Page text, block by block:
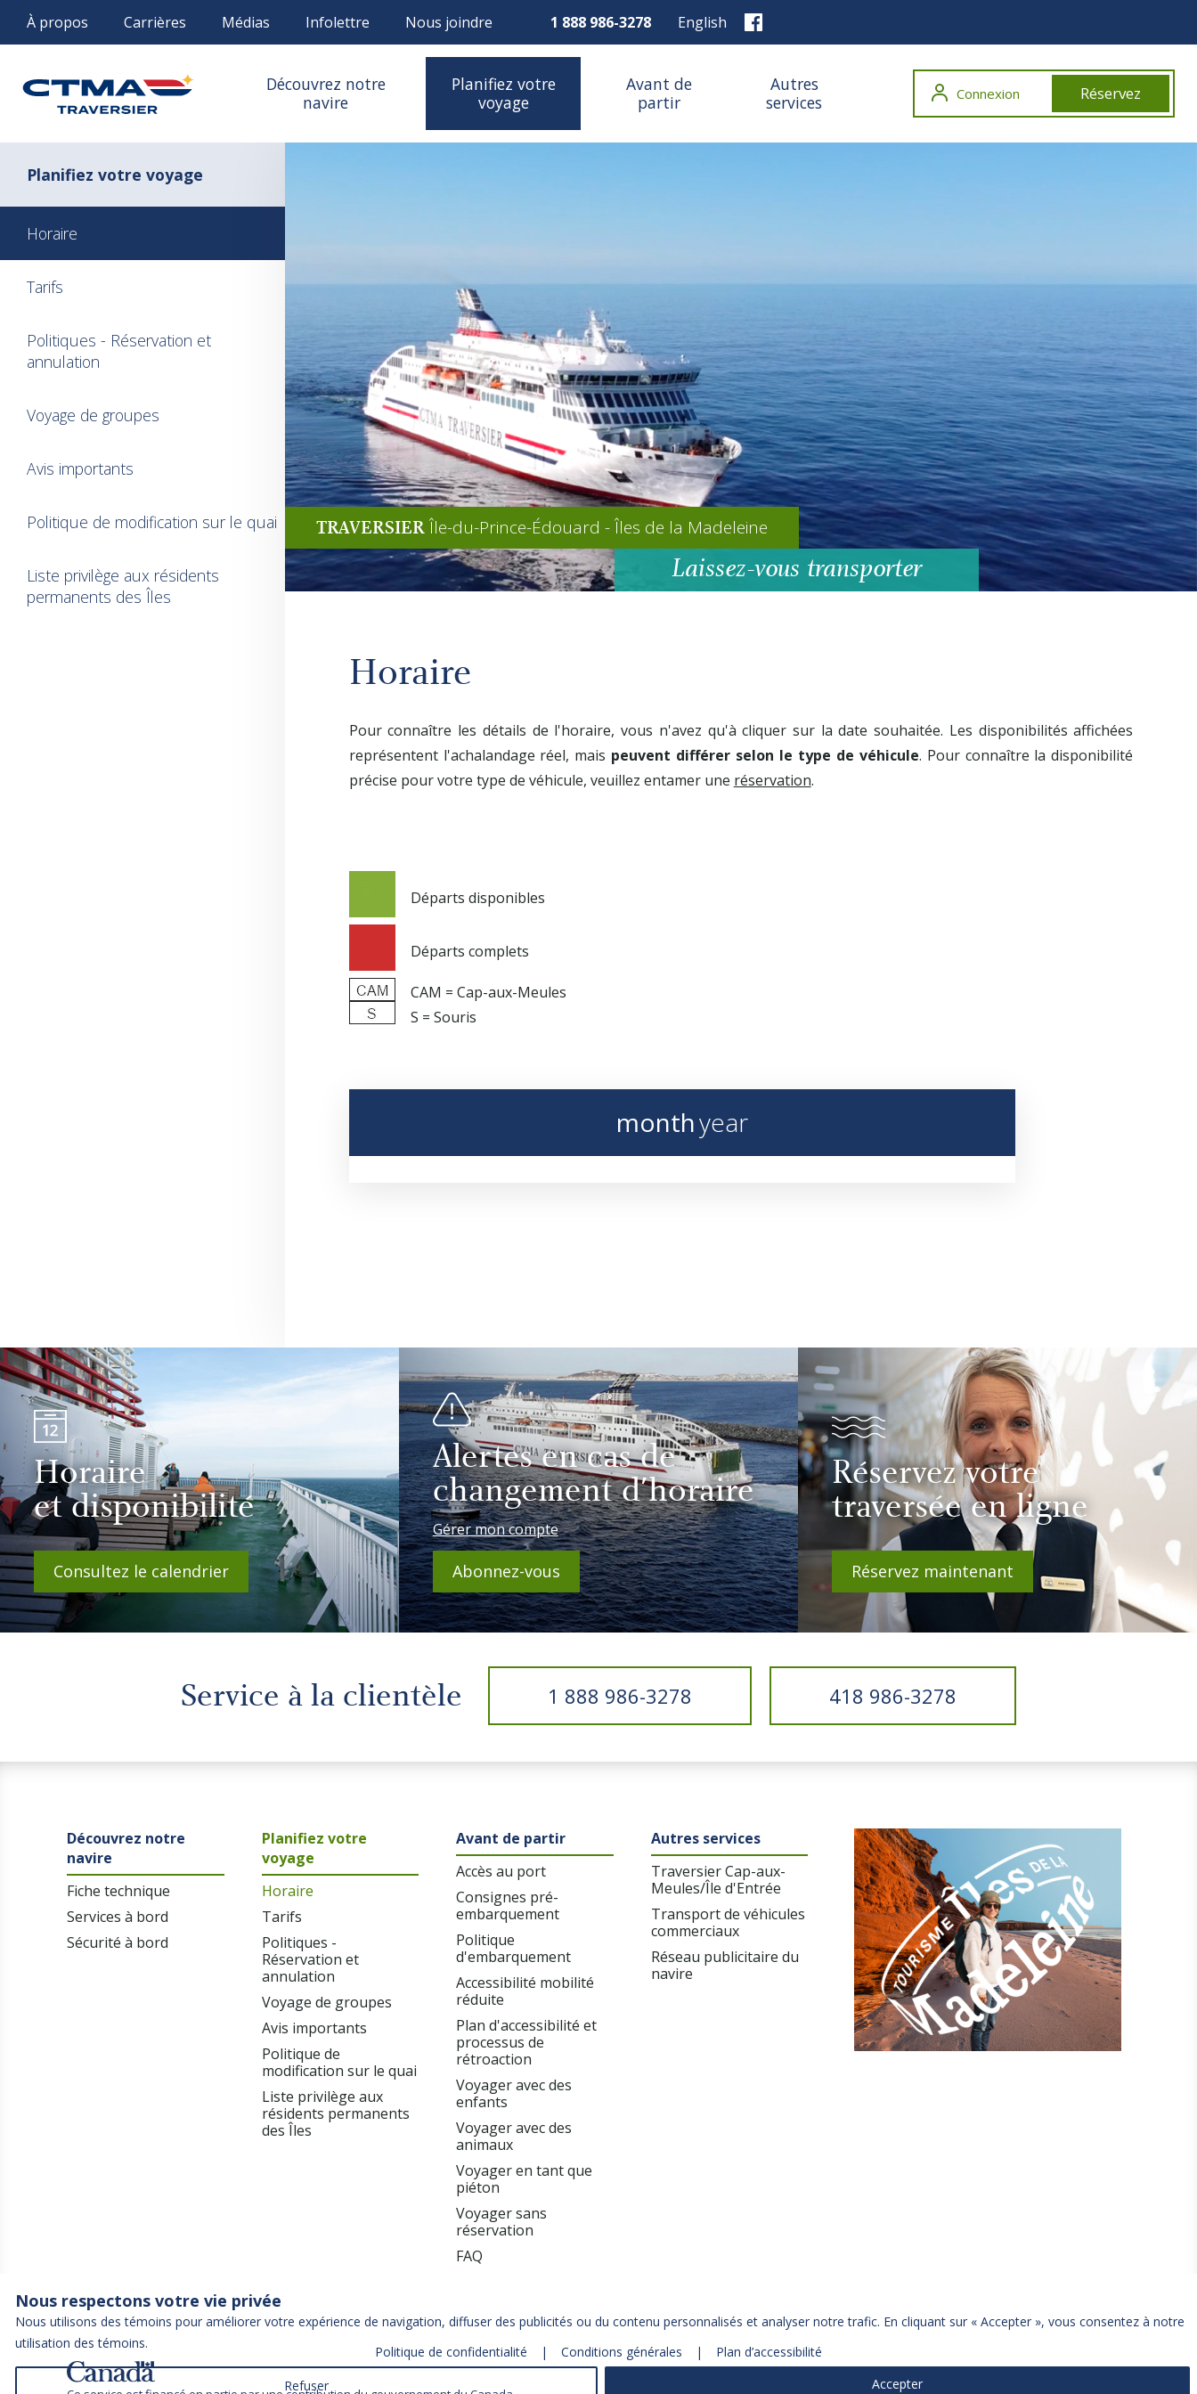
À propos Carrières Médias Infolettre Nous joindre English
1 888 986-3278
Découvrez notre
navire
Planifiez votre
voyage
Avant de
partir
Autres
services
Connexion Réservez
Planifiez votre voyage
Horaire
Tarifs
Politiques - Réservation et
annulation
Voyage de groupes
Avis importants
Politique de modification sur le quai
Liste privilège aux résidents
permanents des Îles
TRAVERSIER Île-du-Prince-Édouard - Îles de la Madeleine
Laissez-vous transporter
Horaire
Pour connaître les détails de l'horaire, vous n'avez qu'à cliquer sur la date souhaitée. Les disponibilités affichées
représentent l'achalandage réel, mais peuvent différer selon le type de véhicule. Pour connaître la disponibilité
précise pour votre type de véhicule, veuillez entamer une réservation.
Départs disponibles
Départs complets
CAM = Cap-aux-Meules
S = Souris
monthyear
Horaire
et disponibilité
Consultez le calendrier
Alertes en cas de
changement d'horaire
Gérer mon compte
Abonnez-vous
Réservez votre
traversée en ligne
Réservez maintenant
Service à la clientèle 1 888 986-3278 418 986-3278
Découvrez notre
navire
Fiche technique
Services à bord
Sécurité à bord
Planifiez votre
voyage
Horaire
Tarifs
Politiques -
Réservation et
annulation
Voyage de groupes
Avis importants
Politique de
modification sur le quai
Liste privilège aux
résidents permanents
des Îles
Avant de partir
Accès au port
Consignes pré-
embarquement
Politique
d'embarquement
Accessibilité mobilité
réduite
Plan d'accessibilité et
processus de
rétroaction
Voyager avec des
enfants
Voyager avec des
animaux
Voyager en tant que
piéton
Voyager sans
réservation
FAQ
Autres services
Traversier Cap-aux-
Meules/Île d'Entrée
Transport de véhicules
commerciaux
Réseau publicitaire du
navire
Politique de confidentialité Conditions générales Plan d’accessibilité
Nous respectons votre vie privée
Nous utilisons des témoins pour améliorer votre expérience de navigation, diffuser des publicités ou du contenu personnalisés et analyser notre trafic. En cliquant sur « Accepter », vous consentez à notre
utilisation des témoins.
Accepter
Refuser